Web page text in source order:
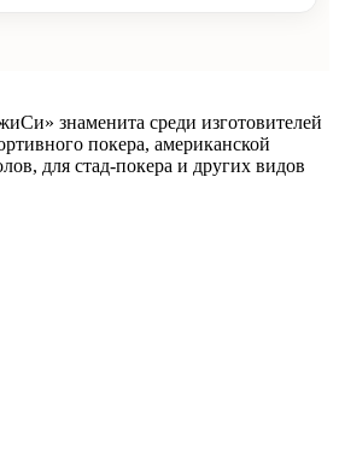
знаменита среди изготовителей
покера, американской
для стад-покера и других видов